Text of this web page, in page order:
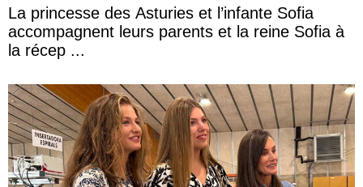
La princesse des Asturies et l’infante Sofia
accompagnent leurs parents et la reine Sofia à
la récep ...